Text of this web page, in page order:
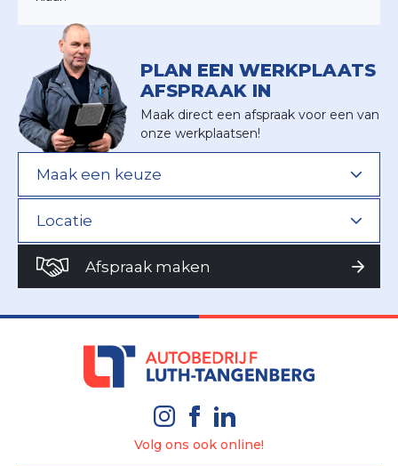
PLAN EEN WERKPLAATS
AFSPRAAK IN
Maak direct een afspraak voor een van
onze werkplaatsen!
Afspraak maken
Volg ons ook online!